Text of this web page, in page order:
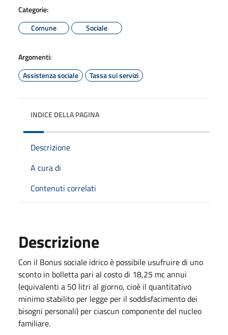
Categorie:
Comune
Sociale
Argomenti:
Assistenza sociale
Tassa sui servizi
INDICE DELLA PAGINA
Descrizione
A cura di
Contenuti correlati
Descrizione
Con il Bonus sociale idrico è possibile usufruire di uno
sconto in bolletta pari al costo di 18,25 mc annui
(equivalenti a 50 litri al giorno, cioè il quantitativo
minimo stabilito per legge per il soddisfacimento dei
bisogni personali) per ciascun componente del nucleo
familiare.